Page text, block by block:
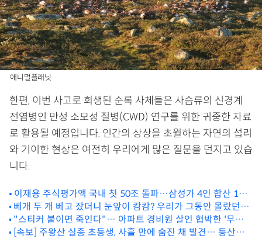
애니멀플래닛
한편, 이번 사고로 희생된 순록 사체들은 사슴류의 신경계
전염병인 만성 소모성 질병(CWD) 연구를 위한 귀중한 자료
로 활용될 예정입니다. 인간의 상상을 초월하는 자연의 섭리
와 기이한 현상은 여전히 우리에게 많은 질문을 던지고 있습
니다.
이재용 주식평가액 국내 첫 50조 돌파…삼성가 4인 합산 111
조 넘었다
베개 두 개 베고 잤더니 눈앞이 캄캄? 우리가 그동안 몰랐던
'수면의 배신'
"스티커 붙이면 죽인다"… 아파트 경비원 살인 협박한 '무개
념' 카니발 차주
[속보] 주왕산 실종 초등생, 사흘 만에 숨진 채 발견… 등산로